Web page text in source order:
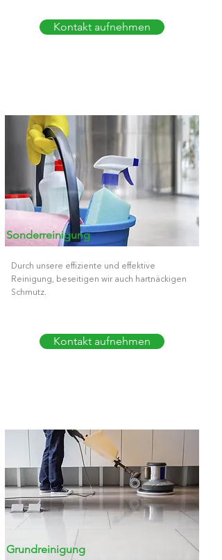
Kontakt aufnehmen
Sonderreinigung
Durch unsere effiziente und effektive
Reinigung, beseitigen wir auch hartnäckigen
Schmutz.
Kontakt aufnehmen
Grundreinigung